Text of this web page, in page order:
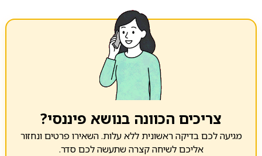
צריכים הכוונה בנושא פיננסי?
מגיעה לכם בדיקה ראשונית ללא עלות. השאירו פרטים ונחזור
אליכם לשיחה קצרה שתעשה לכם סדר.